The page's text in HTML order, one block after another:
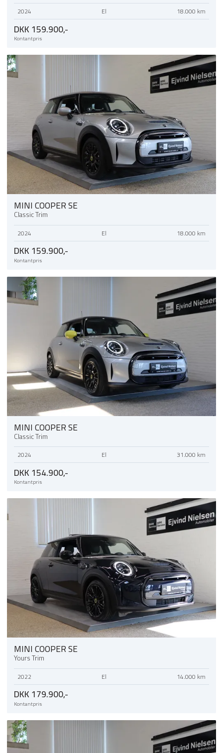
2024 El 18.000 km
DKK 159.900,-
Kontantpris
MINI COOPER SE
Classic Trim
2024 El 18.000 km
DKK 159.900,-
Kontantpris
MINI COOPER SE
Classic Trim
2024 El 31.000 km
DKK 154.900,-
Kontantpris
MINI COOPER SE
Yours Trim
2022 El 14.000 km
DKK 179.900,-
Kontantpris